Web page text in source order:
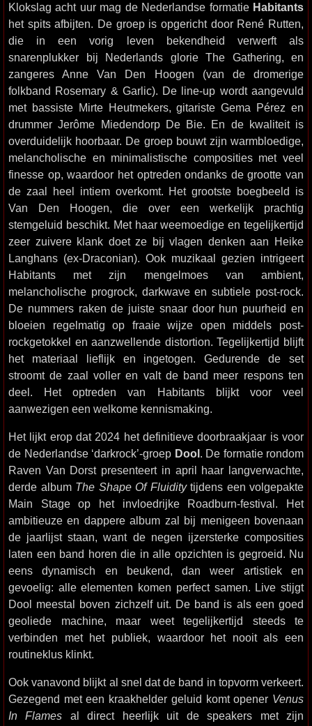
Klokslag acht uur mag de Nederlandse formatie Habitants
het spits afbijten. De groep is opgericht door René Rutten,
die in een vorig leven bekendheid verwerft als
snarenplukker bij Nederlands glorie The Gathering, en
zangeres Anne Van Den Hoogen (van de dromerige
folkband Rosemary & Garlic). De line-up wordt aangevuld
met bassiste Mirte Heutmekers, gitariste Gema Pérez en
drummer Jerôme Miedendorp De Bie. En de kwaliteit is
overduidelijk hoorbaar. De groep bouwt zijn warmbloedige,
melancholische en minimalistische composities met veel
finesse op, waardoor het optreden ondanks de grootte van
de zaal heel intiem overkomt. Het grootste boegbeeld is
Van Den Hoogen, die over een werkelijk prachtig
stemgeluid beschikt. Met haar weemoedige en tegelijkertijd
zeer zuivere klank doet ze bij vlagen denken aan Heike
Langhans (ex-Draconian). Ook muzikaal gezien intrigeert
Habitants met zijn mengelmoes van ambient,
melancholische progrock, darkwave en subtiele post-rock.
De nummers raken de juiste snaar door hun puurheid en
bloeien regelmatig op fraaie wijze open middels post-
rockgetokkel en aanzwellende distortion. Tegelijkertijd blijft
het materiaal lieflijk en ingetogen. Gedurende de set
stroomt de zaal voller en valt de band meer respons ten
deel. Het optreden van Habitants blijkt voor veel
aanwezigen een welkome kennismaking.
Het lijkt erop dat 2024 het definitieve doorbraakjaar is voor
de Nederlandse ‘darkrock’-groep Dool . De formatie rondom
Raven Van Dorst presenteert in april haar langverwachte,
derde album The Shape Of Fluiditytijdens een volgepakte
Main Stage op het invloedrijke Roadburn-festival. Het
ambitieuze en dappere album zal bij menigeen bovenaan
de jaarlijst staan, want de negen ijzersterke composities
laten een band horen die in alle opzichten is gegroeid. Nu
eens dynamisch en beukend, dan weer artistiek en
gevoelig: alle elementen komen perfect samen. Live stijgt
Dool meestal boven zichzelf uit. De band is als een goed
geoliede machine, maar weet tegelijkertijd steeds te
verbinden met het publiek, waardoor het nooit als een
routineklus klinkt.
Ook vanavond blijkt al snel dat de band in topvorm verkeert.
Gezegend met een kraakhelder geluid komt opener Venus
In Flames al direct heerlijk uit de speakers met zijn